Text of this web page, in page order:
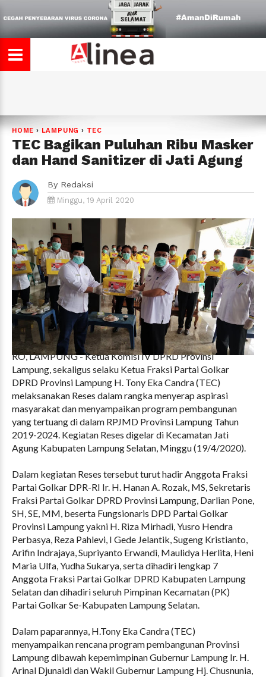
HOME › LAMPUNG › TEC
TEC Bagikan Puluhan Ribu Masker
dan Hand Sanitizer di Jati Agung
By Redaksi
Minggu, 19 April 2020
RO, LAMPUNG - Ketua Komisi IV DPRD Provinsi
Lampung, sekaligus selaku Ketua Fraksi Partai Golkar
DPRD Provinsi Lampung H. Tony Eka Candra (TEC)
melaksanakan Reses dalam rangka menyerap aspirasi
masyarakat dan menyampaikan program pembangunan
yang tertuang di dalam RPJMD Provinsi Lampung Tahun
2019-2024. Kegiatan Reses digelar di Kecamatan Jati
Agung Kabupaten Lampung Selatan, Minggu (19/4/2020).
Dalam kegiatan Reses tersebut turut hadir Anggota Fraksi
Partai Golkar DPR-RI Ir. H. Hanan A. Rozak, MS, Sekretaris
Fraksi Partai Golkar DPRD Provinsi Lampung, Darlian Pone,
SH, SE, MM, beserta Fungsionaris DPD Partai Golkar
Provinsi Lampung yakni H. Riza Mirhadi, Yusro Hendra
Perbasya, Reza Pahlevi, I Gede Jelantik, Sugeng Kristianto,
Arifin Indrajaya, Supriyanto Erwandi, Maulidya Herlita, Heni
Maria Ulfa, Yudha Sukarya, serta dihadiri lengkap 7
Anggota Fraksi Partai Golkar DPRD Kabupaten Lampung
Selatan dan dihadiri seluruh Pimpinan Kecamatan (PK)
Partai Golkar Se-Kabupaten Lampung Selatan.
Dalam paparannya, H.Tony Eka Candra (TEC)
menyampaikan rencana program pembangunan Provinsi
Lampung dibawah kepemimpinan Gubernur Lampung Ir. H.
Arinal Djunaidi dan Wakil Gubernur Lampung Hj. Chusnunia,